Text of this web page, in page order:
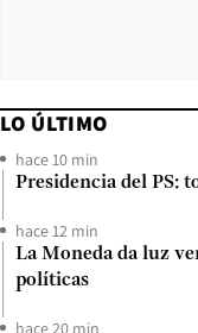
LO ÚLTIMO
hace 10 min
Presidencia del PS:
hace 12 min
La Moneda da luz
políticas
hace 20 min